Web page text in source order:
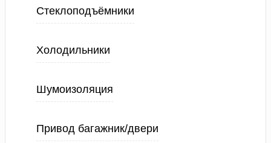
Стеклоподъёмники
Холодильники
Шумоизоляция
Привод багажник/двери